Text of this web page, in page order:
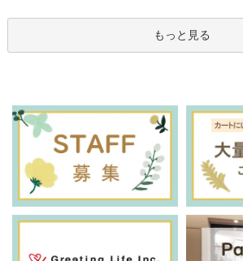
もっと見る